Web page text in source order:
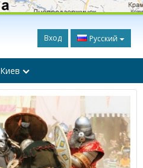
Вход Русский
Киев